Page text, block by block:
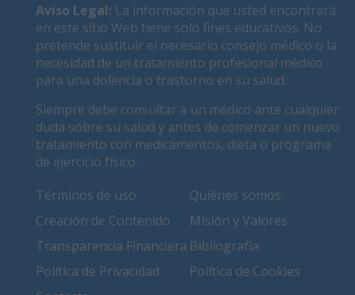
Aviso Legal: La información que usted encontrará
en este sitio Web tiene solo fines educativos. No
pretende sustituir el necesario consejo médico o la
necesidad de un tratamiento profesional médico
para una dolencia o trastorno en su salud.
Siempre debe consultar a un médico ante cualquier
duda sobre su salud y antes de comenzar un nuevo
tratamiento con medicamentos, dieta o programa
de ejercicio físico.
Términos de uso
Quiénes somos
Creación de Contenido
Misión y Valores
Transparencia Financiera Bibliografía
Política de Privacidad
Política de Cookies